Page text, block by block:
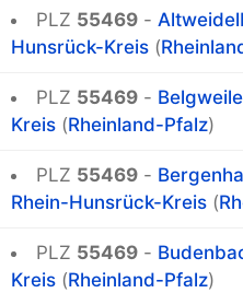
PLZ 55469 -
Hunsrück-Kreis (
PLZ 55469 -
Kreis (Rheinland-Pfalz)
PLZ 55469 -
Rhein-Hunsrück-Kreis (
PLZ 55469 -
Kreis (Rheinland-Pfalz)